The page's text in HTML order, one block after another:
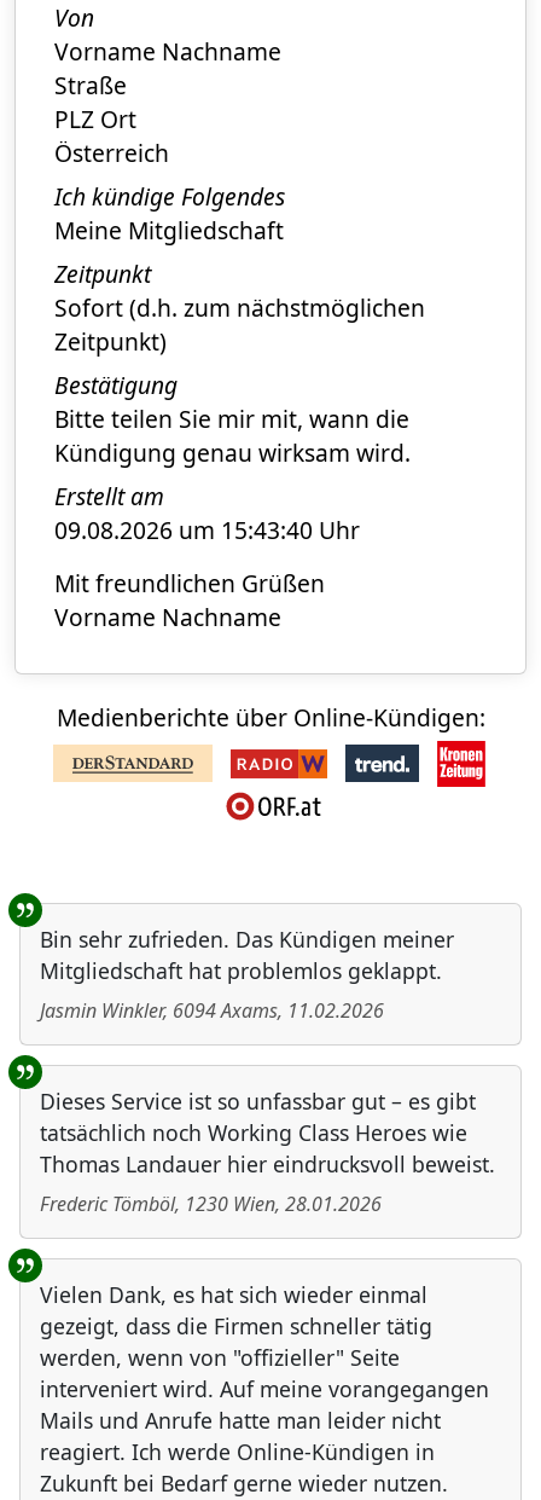
Von
Vorname Nachname
Straße
PLZ Ort
Österreich
Ich kündige Folgendes
Meine Mitgliedschaft
Zeitpunkt
Sofort (d.h. zum nächstmöglichen
Zeitpunkt)
Bestätigung
Bitte teilen Sie mir mit, wann die
Kündigung genau wirksam wird.
Erstellt am
09.08.2026 um 15:43:40 Uhr
Mit freundlichen Grüßen
Vorname Nachname
Medienberichte über Online-Kündigen:
Benutzer-Rückmeldungen
Bin sehr zufrieden. Das Kündigen meiner
Mitgliedschaft hat problemlos geklappt.
Jasmin Winkler, 6094Axams, 11.02.2026
Dieses Service ist so unfassbar gut – es gibt
tatsächlich noch Working Class Heroes wie
Thomas Landauer hier eindrucksvoll beweist.
Frederic Tömböl, 1230 Wien, 28.01.2026
Vielen Dank, es hat sich wieder einmal
gezeigt, dass die Firmen schneller tätig
werden, wenn von "offizieller" Seite
interveniert wird. Auf meine vorangegangen
Mails und Anrufe hatte man leider nicht
reagiert. Ich werde Online-Kündigen in
Zukunft bei Bedarf gerne wieder nutzen.